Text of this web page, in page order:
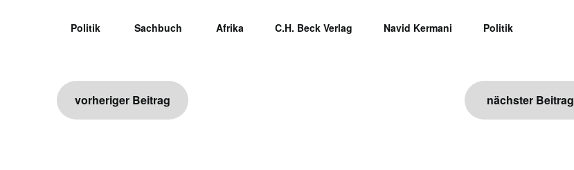
Politik Sachbuch Afrika C.H. Beck Verlag Navid Kermani Politik
Beitragsnavigation
vorheriger Beitrag nächster Beitrag